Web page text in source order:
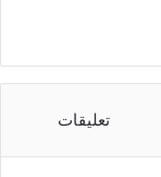
تعليقات